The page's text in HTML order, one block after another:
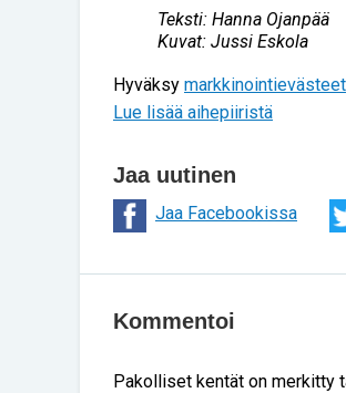
Teksti: Hanna Ojanpää
Kuvat: Jussi Eskola
Hyväksy markkinointievästeet
Lue lisää aihepiiristä
Jaa uutinen
Jaa Facebookissa
Kommentoi
Pakolliset kentät on merkitty